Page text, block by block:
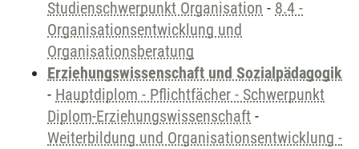
Studienschwerpunkt Organisation - 8.4 -
Organisationsentwicklung und
Organisationsberatung
Erziehungswissenschaft und Sozialpädagogik
- Hauptdiplom - Pflichtfächer - Schwerpunkt
Diplom-Erziehungswissenschaft -
Weiterbildung und Organisationsentwicklung -